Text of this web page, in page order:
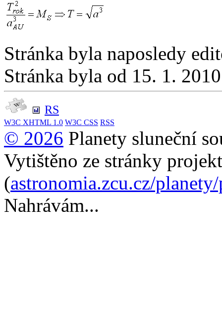
Stránka byla naposledy
Stránka byla od 15. 1.
RS
W3C XHTML 1.0 W3C CSS RSS
© 2026 Planety sluneční
Vytištěno ze stránky
(astronomia.zcu.cz/
Nahrávám...